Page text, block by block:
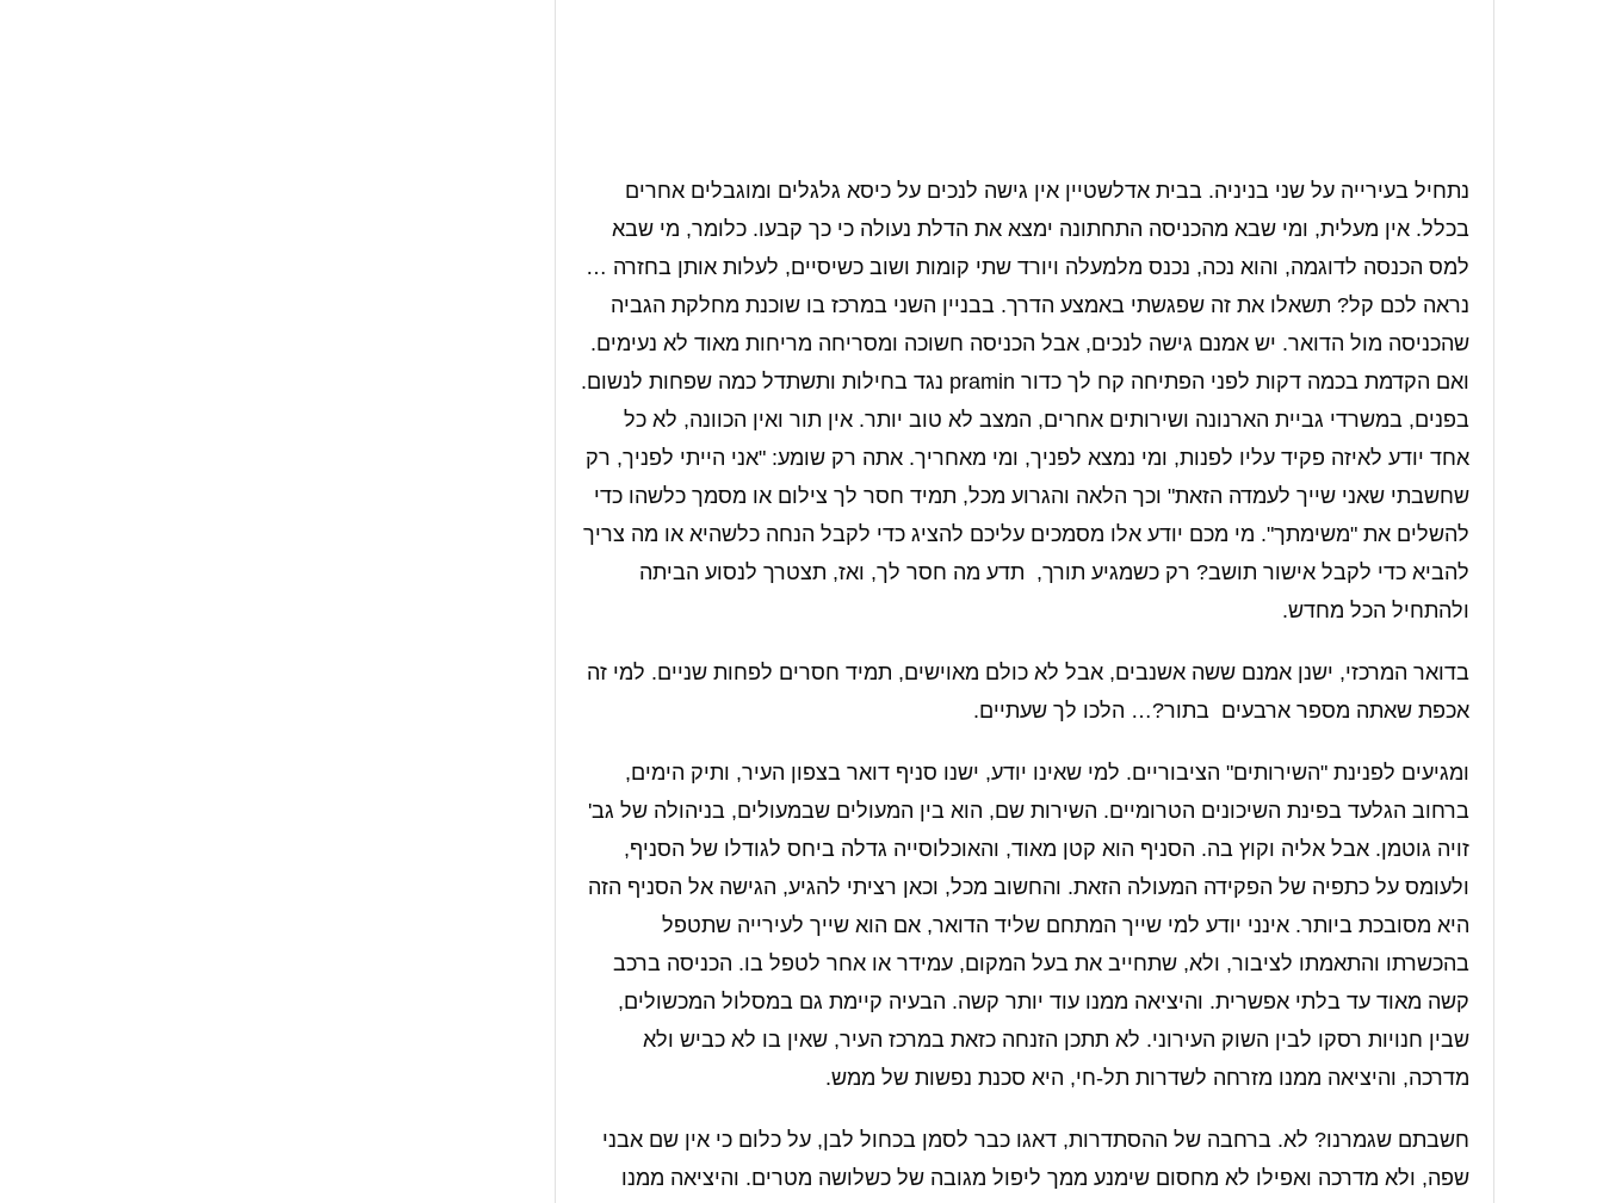
נתחיל בעירייה על שני בניניה. בבית אדלשטיין אין גישה לנכים על כיסא גלגלים ומוגבלים אחרים
בכלל. אין מעלית, ומי שבא מהכניסה התחתונה ימצא את הדלת נעולה כי כך קבעו. כלומר, מי שבא
למס הכנסה לדוגמה, והוא נכה, נכנס מלמעלה ויורד שתי קומות ושוב כשיסיים, לעלות אותן בחזרה …
נראה לכם קל? תשאלו את זה שפגשתי באמצע הדרך. בבניין השני במרכז בו שוכנת מחלקת הגביה
שהכניסה מול הדואר. יש אמנם גישה לנכים, אבל הכניסה חשוכה ומסריחה מריחות מאוד לא נעימים.
ואם הקדמת בכמה דקות לפני הפתיחה קח לך כדור pramin נגד בחילות ותשתדל כמה שפחות לנשום.
בפנים, במשרדי גביית הארנונה ושירותים אחרים, המצב לא טוב יותר. אין תור ואין הכוונה, לא כל
אחד יודע לאיזה פקיד עליו לפנות, ומי נמצא לפניך, ומי מאחריך. אתה רק שומע: "אני הייתי לפניך, רק
שחשבתי שאני שייך לעמדה הזאת" וכך הלאה והגרוע מכל, תמיד חסר לך צילום או מסמך כלשהו כדי
להשלים את "משימתך". מי מכם יודע אלו מסמכים עליכם להציג כדי לקבל הנחה כלשהיא או מה צריך
להביא כדי לקבל אישור תושב? רק כשמגיע תורך, תדע מה חסר לך, ואז, תצטרך לנסוע הביתה
ולהתחיל הכל מחדש.
בדואר המרכזי, ישנן אמנם ששה אשנבים, אבל לא כולם מאוישים, תמיד חסרים לפחות שניים. למי זה
אכפת שאתה מספר ארבעים בתור?… הלכו לך שעתיים.
ומגיעים לפנינת "השירותים" הציבוריים. למי שאינו יודע, ישנו סניף דואר בצפון העיר, ותיק הימים,
ברחוב הגלעד בפינת השיכונים הטרומיים. השירות שם, הוא בין המעולים שבמעולים, בניהולה של גב'
זויה גוטמן. אבל אליה וקוץ בה. הסניף הוא קטן מאוד, והאוכלוסייה גדלה ביחס לגודלו של הסניף,
ולעומס על כתפיה של הפקידה המעולה הזאת. והחשוב מכל, וכאן רציתי להגיע, הגישה אל הסניף הזה
היא מסובכת ביותר. אינני יודע למי שייך המתחם שליד הדואר, אם הוא שייך לעירייה שתטפל
בהכשרתו והתאמתו לציבור, ולא, שתחייב את בעל המקום, עמידר או אחר לטפל בו. הכניסה ברכב
קשה מאוד עד בלתי אפשרית. והיציאה ממנו עוד יותר קשה. הבעיה קיימת גם במסלול המכשולים,
שבין חנויות רסקו לבין השוק העירוני. לא תתכן הזנחה כזאת במרכז העיר, שאין בו לא כביש ולא
מדרכה, והיציאה ממנו מזרחה לשדרות תל-חי, היא סכנת נפשות של ממש.
חשבתם שגמרנו? לא. ברחבה של ההסתדרות, דאגו כבר לסמן בכחול לבן, על כלום כי אין שם אבני
שפה, ולא מדרכה ואפילו לא מחסום שימנע ממך ליפול מגובה של כשלושה מטרים. והיציאה ממנו